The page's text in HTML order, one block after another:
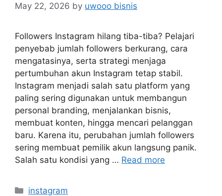
May 22, 2026 by uwooo bisnis
Followers Instagram hilang tiba-tiba? Pelajari
penyebab jumlah followers berkurang, cara
mengatasinya, serta strategi menjaga
pertumbuhan akun Instagram tetap stabil.
Instagram menjadi salah satu platform yang
paling sering digunakan untuk membangun
personal branding, menjalankan bisnis,
membuat konten, hingga mencari pelanggan
baru. Karena itu, perubahan jumlah followers
sering membuat pemilik akun langsung panik.
Salah satu kondisi yang … Read more
Categories
instagram